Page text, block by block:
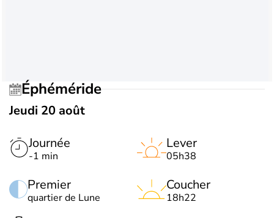
Éphéméride
Jeudi 20 août
Journée
-1 min
Premier
quartier de Lune
Lever
05h38
Coucher
18h22